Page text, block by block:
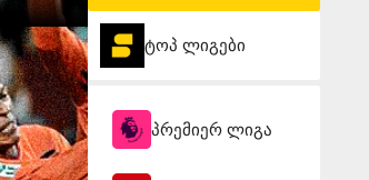
ტოპ ლიგები
პრემიერ ლიგა